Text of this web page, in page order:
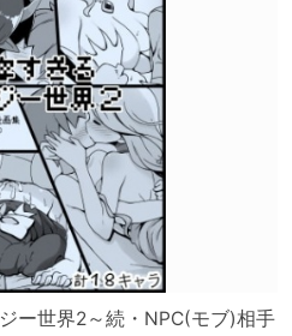
ー世界2～続・NPC(モブ)相手